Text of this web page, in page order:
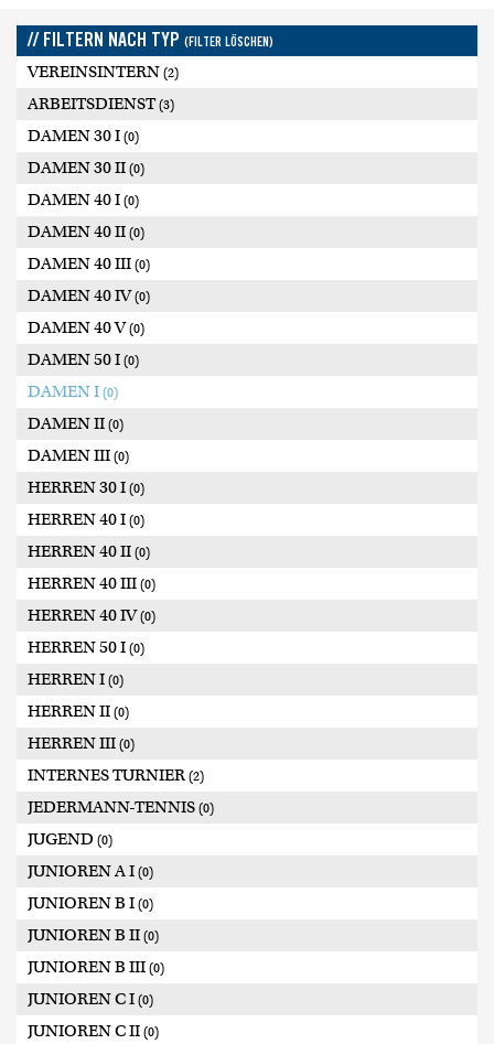
// FILTERN NACH TYP (FILTER LÖSCHEN)
VEREINSINTERN (2)
ARBEITSDIENST(3)
DAMEN 30 I (0)
DAMEN 30 II (0)
DAMEN 40 I (0)
DAMEN 40 II (0)
DAMEN 40 III (0)
DAMEN 40 IV(0)
DAMEN 40 V(0)
DAMEN 50 I (0)
DAMEN I (0)
DAMEN II (0)
DAMEN III (0)
HERREN 30 I (0)
HERREN 40 I (0)
HERREN 40 II (0)
HERREN 40 III (0)
HERREN 40 IV(0)
HERREN 50 I (0)
HERREN I (0)
HERREN II (0)
HERREN III (0)
INTERNES TURNIER (2)
JEDERMANN-TENNIS (0)
JUGEND (0)
JUNIOREN A I (0)
JUNIOREN B I (0)
JUNIOREN B II (0)
JUNIOREN B III (0)
JUNIOREN C I (0)
JUNIOREN C II (0)